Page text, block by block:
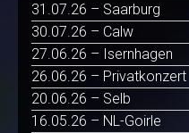
31.07.26 – Saarburg
30.07.26 – Calw
27.06.26 – Isernhagen
26.06.26 – Privatkonzert
20.06.26 – Selb
16.05.26 – NL-Goirle